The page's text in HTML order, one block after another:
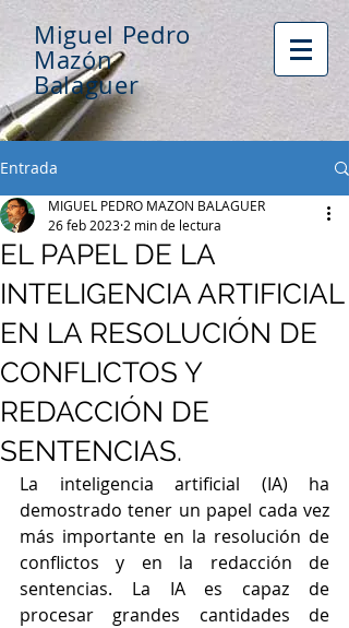
Miguel Pedro
Mazón
Balaguer
Entrada
EL PAPEL DE LA
INTELIGENCIA ARTIFICIAL
EN LA RESOLUCIÓN DE
CONFLICTOS Y
REDACCIÓN DE
SENTENCIAS.
MIGUEL PEDRO MAZON BALAGUER
26 feb 2023 2 min de lectura
La inteligencia artificial (IA) ha
demostrado tener un papel cada vez
más importante en la resolución de
conflictos y en la redacción de
sentencias. La IA es capaz de
procesar grandes cantidades de